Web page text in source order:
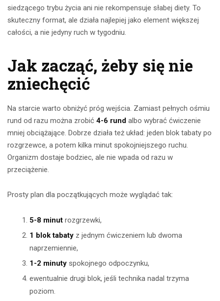
siedzącego trybu życia ani nie rekompensuje słabej diety. To
skuteczny format, ale działa najlepiej jako element większej
całości, a nie jedyny ruch w tygodniu.
Jak zacząć, żeby się nie
zniechęcić
Na starcie warto obniżyć próg wejścia. Zamiast pełnych ośmiu
rund od razu można zrobić 4-6 rund albo wybrać ćwiczenie
mniej obciążające. Dobrze działa też układ: jeden blok tabaty po
rozgrzewce, a potem kilka minut spokojniejszego ruchu.
Organizm dostaje bodziec, ale nie wpada od razu w
przeciążenie.
Prosty plan dla początkujących może wyglądać tak:
5-8 minut rozgrzewki,
1 blok tabaty z jednym ćwiczeniem lub dwoma
naprzemiennie,
1-2 minuty spokojnego odpoczynku,
ewentualnie drugi blok, jeśli technika nadal trzyma
poziom.